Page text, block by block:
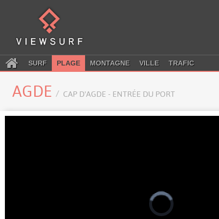
SURF PLAGE MONTAGNE VILLE TRAFIC
AGDE CAP D'AGDE - ENTRÉE DU PORT